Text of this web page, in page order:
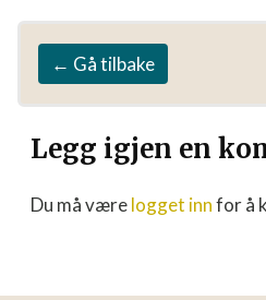
hyttelivet mer miljøvennlig og
gangen!
deg?